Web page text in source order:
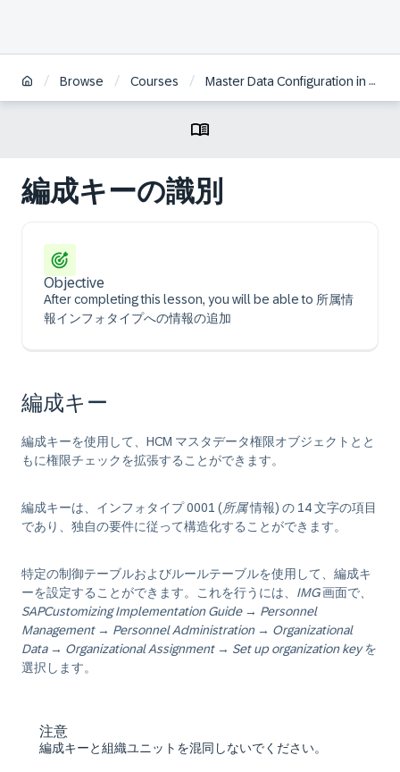
/ Browse / Courses / Master Data Configuration in SAP HCM for S/4HANA | JA
編成キーの識別
Objective
After completing this lesson, you will be able to 所属情
報インフォタイプへの情報の追加
編成キー
編成キーを使用して、HCM マスタデータ権限オブジェクトとと
もに権限チェックを拡張することができます。
編成キーは、インフォタイプ 0001 (所属情報) の 14 文字の項目
であり、独自の要件に従って構造化することができます。
特定の制御テーブルおよびルールテーブルを使用して、編成キ
ーを設定することができます。これを行うには、 IMG画面で
SAPCustomizing Implementation Guide→ Personnel
Management→ Personnel Administration→ Organizational
Data→ Organizational Assignment→ Set up organization keyを
選択します。
注意
編成キーと組織ユニットを混同しないでください。